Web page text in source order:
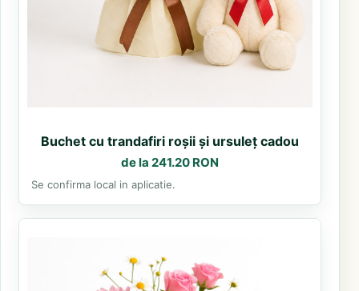
Buchet cu trandafiri roșii și ursuleț cadou
de la 241.20 RON
Se confirma local in aplicatie.